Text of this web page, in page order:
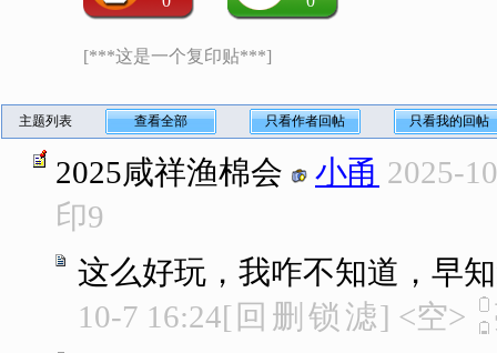
[***这是一个复印贴***]
主题列表 查看全部 只看作者回帖 只看我的回帖
2025咸祥渔棉会 小甬 2025-
印9
这么好玩，我咋不知道，早
10-7 16:24[ 回 删 锁 滤] <空>